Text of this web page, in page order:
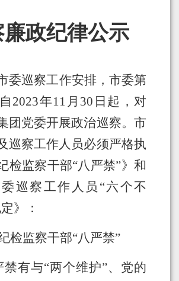
政纪律公示
委巡察工作安排，市委第
2023年11 月 30 日起，对
团党委开展政治巡察。市
巡察工作人员必须严格执
检监察干部“八严禁”》和
委巡察工作人员 “六个不
》：
检监察干部“八严禁”
禁有与“两个维护”、党的